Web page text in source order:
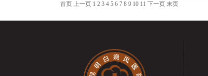
首页 上一页 1 2 3 4 5 6 7 8 9 10 11 下一页 末页